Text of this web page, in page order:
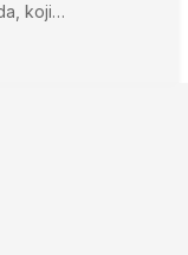
koji…